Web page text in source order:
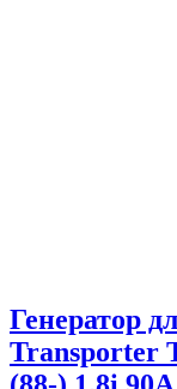
Генератор
Transporter